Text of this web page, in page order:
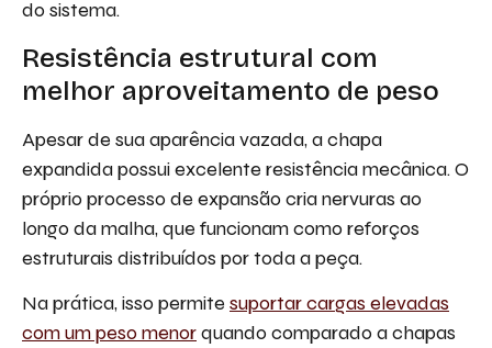
do sistema.
Resistência estrutural com
melhor aproveitamento de peso
Apesar de sua aparência vazada, a chapa
expandida possui excelente resistência mecânica. O
próprio processo de expansão cria nervuras ao
longo da malha, que funcionam como reforços
estruturais distribuídos por toda a peça.
Na prática, isso permite suportar cargas elevadas
com um peso menorquando comparado a chapas